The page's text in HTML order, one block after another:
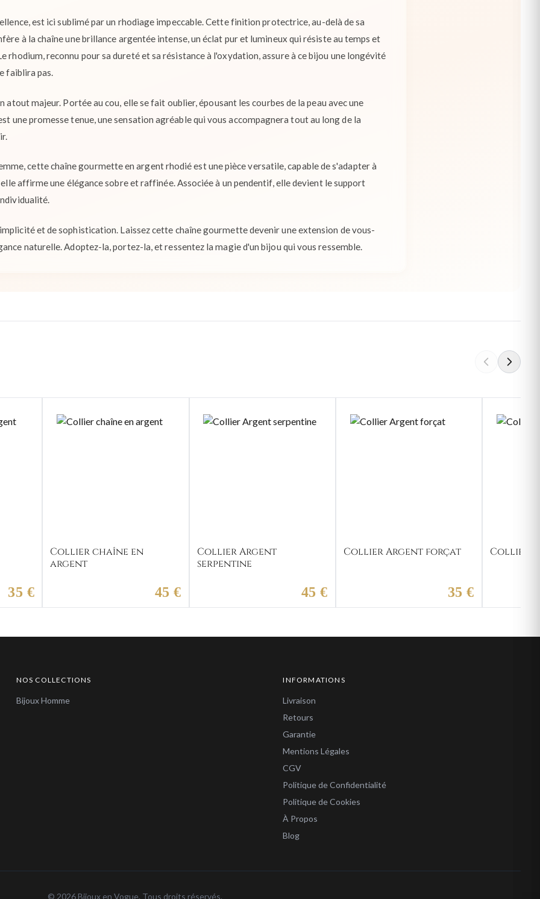
est ici sublimé par un rhodiage impeccable. Cette finition protectrice, au-delà de sa
à la chaîne une brillance argentée intense, un éclat pur et lumineux qui résiste au temps et
rhodium, reconnu pour sa dureté et sa résistance à l'oxydation, assure à ce bijou une longévité
faiblira pas.
atout majeur. Portée au cou, elle se fait oublier, épousant les courbes de la peau avec une
une promesse tenue, une sensation agréable qui vous accompagnera tout au long de la
cette chaîne gourmette en argent rhodié est une pièce versatile, capable de s'adapter à
affirme une élégance sobre et raffinée. Associée à un pendentif, elle devient le support
et de sophistication. Laissez cette chaîne gourmette devenir une extension de vous-
naturelle. Adoptez-la, portez-la, et ressentez la magie d'un bijou qui vous ressemble.
35 €
Collier chaîne en
argent
45 €
Collier Argent
serpentine
45 €
Collier Argent forçat
35 €
Collier
NOS COLLECTIONS
Bijoux Homme
INFORMATIONS
Livraison
Retours
Garantie
Mentions Légales
CGV
Politique de Confidentialité
Politique de Cookies
À Propos
Blog
© 2026 Bijoux en Vogue. Tous droits réservés.